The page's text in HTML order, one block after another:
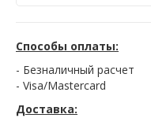
Способы оплаты:
- Безналичный расчет
- Visa/Mastercard
Доставка: